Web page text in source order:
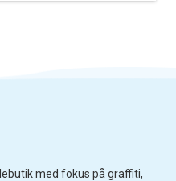
med fokus på graffiti,